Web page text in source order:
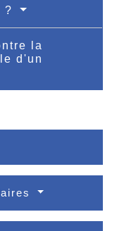
?
la
d'un